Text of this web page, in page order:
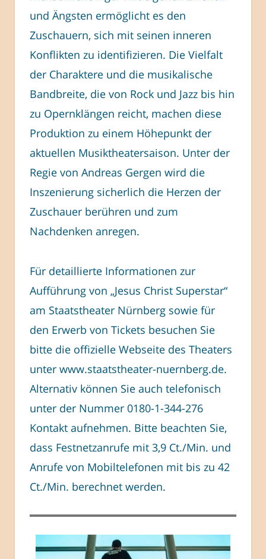
und Ängsten ermöglicht es den
Zuschauern, sich mit seinen inneren
Konflikten zu identifizieren. Die Vielfalt
der Charaktere und die musikalische
Bandbreite, die von Rock und Jazz bis hin
zu Opernklängen reicht, machen diese
Produktion zu einem Höhepunkt der
aktuellen Musiktheatersaison. Unter der
Regie von Andreas Gergen wird die
Inszenierung sicherlich die Herzen der
Zuschauer berühren und zum
Nachdenken anregen.
Für detaillierte Informationen zur
Aufführung von „Jesus Christ Superstar“
am Staatstheater Nürnberg sowie für
den Erwerb von Tickets besuchen Sie
bitte die offizielle Webseite des Theaters
unter www.staatstheater-nuernberg.de.
Alternativ können Sie auch telefonisch
unter der Nummer 0180-1-344-276
Kontakt aufnehmen. Bitte beachten Sie,
dass Festnetzanrufe mit 3,9 Ct./Min. und
Anrufe von Mobiltelefonen mit bis zu 42
Ct./Min. berechnet werden.